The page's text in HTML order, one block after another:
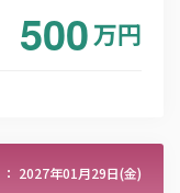
500万円
2027年01月29日(金)